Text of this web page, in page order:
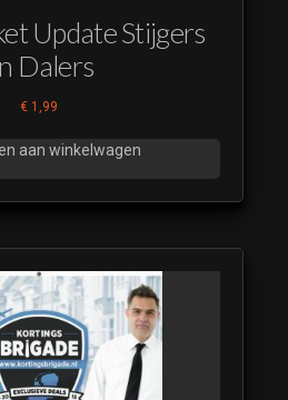
Update Stijgers
Dalers
€ 1,99
aan winkelwagen